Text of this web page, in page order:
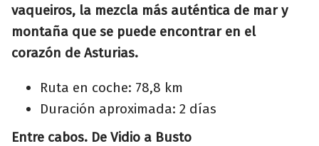
vaqueiros, la mezcla más auténtica de mar y
montaña que se puede encontrar en el
corazón de Asturias.
Ruta en coche: 78,8 km
Duración aproximada: 2 días
Entre cabos. De Vidio a Busto